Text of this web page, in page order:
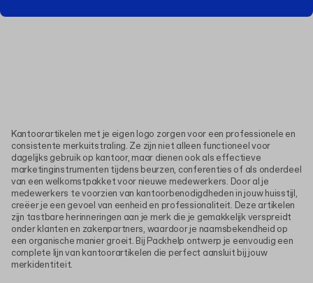
Kantoorartikelen met je eigen logo zorgen voor een professionele en
consistente merkuitstraling. Ze zijn niet alleen functioneel voor
dagelijks gebruik op kantoor, maar dienen ook als effectieve
marketinginstrumenten tijdens beurzen, conferenties of als onderdeel
van een welkomstpakket voor nieuwe medewerkers. Door al je
medewerkers te voorzien van kantoorbenodigdheden in jouw huisstijl,
creëer je een gevoel van eenheid en professionaliteit. Deze artikelen
zijn tastbare herinneringen aan je merk die je gemakkelijk verspreidt
onder klanten en zakenpartners, waardoor je naamsbekendheid op
een organische manier groeit. Bij Packhelp ontwerp je eenvoudig een
complete lijn van kantoorartikelen die perfect aansluit bij jouw
merkidentiteit.